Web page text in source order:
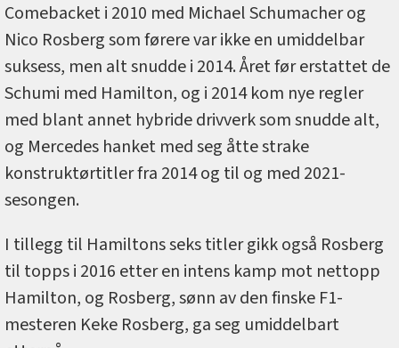
Comebacket i 2010 med Michael Schumacher og
Nico Rosberg som førere var ikke en umiddelbar
suksess, men alt snudde i 2014. Året før erstattet de
Schumi med Hamilton, og i 2014 kom nye regler
med blant annet hybride drivverk som snudde alt,
og Mercedes hanket med seg åtte strake
konstruktørtitler fra 2014 og til og med 2021-
sesongen.
I tillegg til Hamiltons seks titler gikk også Rosberg
til topps i 2016 etter en intens kamp mot nettopp
Hamilton, og Rosberg, sønn av den finske F1-
mesteren Keke Rosberg, ga seg umiddelbart